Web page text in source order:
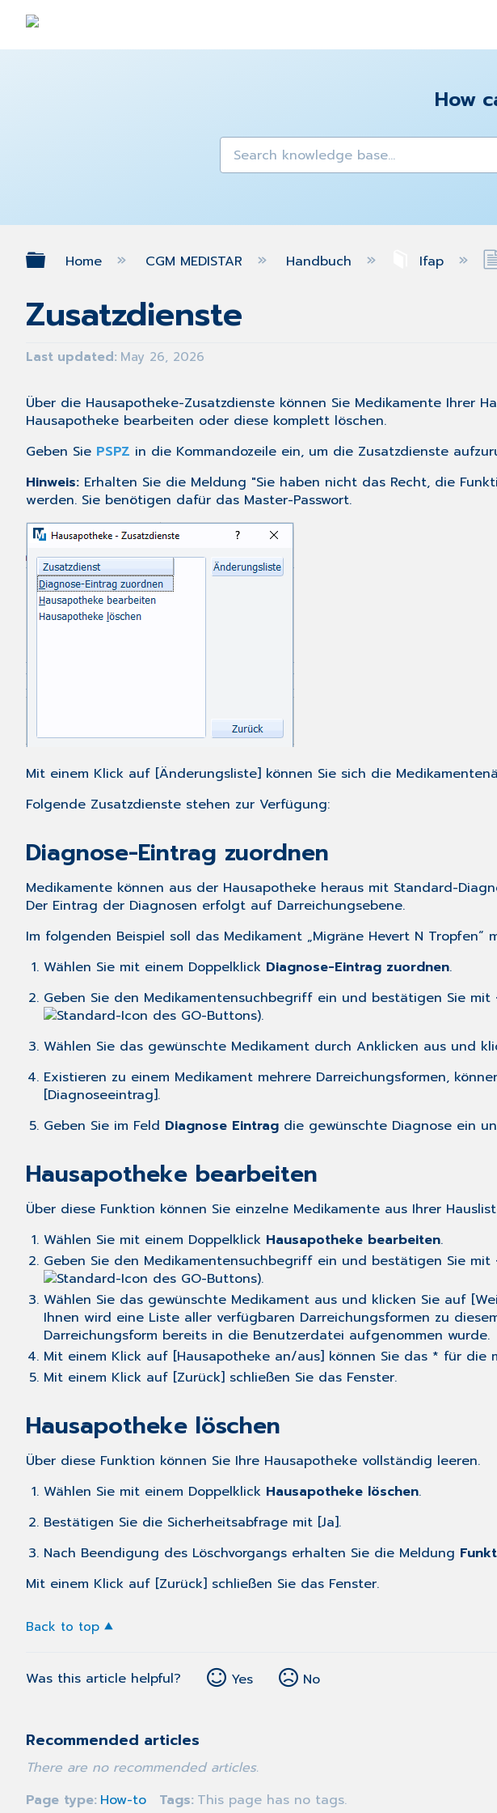
How
Expand/collapse global hierarchy
Home CGM MEDISTAR Handbuch Ifap
Zusatzdienste
Last updated May 26, 2026
Über die Hausapotheke-Zusatzdienste können Sie Medikamente Ihrer
Hausapotheke bearbeiten oder diese komplett löschen.
Geben Sie PSPZ in die Kommandozeile ein, um die Zusatzdienste
Hinweis: Erhalten Sie die Meldung "Sie haben nicht das Recht, die
werden. Sie benötigen dafür das Master-Passwort.
Mit einem Klick auf [Änderungsliste] können Sie sich die
Folgende Zusatzdienste stehen zur Verfügung:
Diagnose-Eintrag zuordnen
Medikamente können aus der Hausapotheke heraus mit Standard-
Der Eintrag der Diagnosen erfolgt auf Darreichungsebene.
Im folgenden Beispiel soll das Medikament „Migräne Hevert N Tropfen“
Wählen Sie mit einem Doppelklick Diagnose-Eintrag zuordnen.
Geben Sie den Medikamentensuchbegriff ein und bestätigen Sie mit
).
Wählen Sie das gewünschte Medikament durch Anklicken aus und
Existieren zu einem Medikament mehrere Darreichungsformen,
[Diagnoseeintrag].
Geben Sie im Feld Diagnose Eintrag die gewünschte Diagnose ein
Hausapotheke bearbeiten
Über diese Funktion können Sie einzelne Medikamente aus Ihrer
Wählen Sie mit einem Doppelklick Hausapotheke bearbeiten.
Geben Sie den Medikamentensuchbegriff ein und bestätigen Sie mit
).
Wählen Sie das gewünschte Medikament aus und klicken Sie auf
Ihnen wird eine Liste aller verfügbaren Darreichungsformen zu
Darreichungsform bereits in die Benutzerdatei aufgenommen wurde.
Mit einem Klick auf [Hausapotheke an/aus] können Sie das * für die
Mit einem Klick auf [Zurück] schließen Sie das Fenster.
Hausapotheke löschen
Über diese Funktion können Sie Ihre Hausapotheke vollständig leeren.
Wählen Sie mit einem Doppelklick Hausapotheke löschen.
Bestätigen Sie die Sicherheitsabfrage mit [Ja].
Nach Beendigung des Löschvorgangs erhalten Sie die Meldung
Mit einem Klick auf [Zurück] schließen Sie das Fenster.
Back to top
Was this article helpful? Yes No
Recommended articles
There are no recommended articles.
Page type How-to Tags This page has no tags.